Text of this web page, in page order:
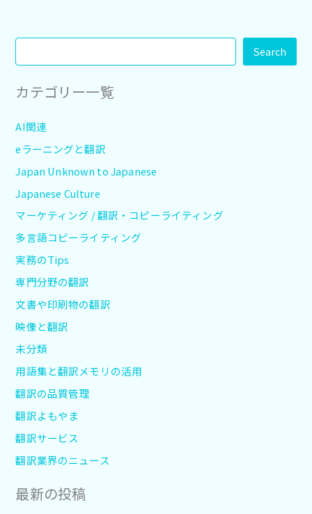
Search
カテゴリー一覧
AI関連
eラーニングと翻訳
Japan Unknown to Japanese
Japanese Culture
マーケティング / 翻訳・コピーライティング
多言語コピーライティング
実務のTips
専門分野の翻訳
文書や印刷物の翻訳
映像と翻訳
未分類
用語集と翻訳メモリの活用
翻訳の品質管理
翻訳よもやま
翻訳サービス
翻訳業界のニュース
最新の投稿